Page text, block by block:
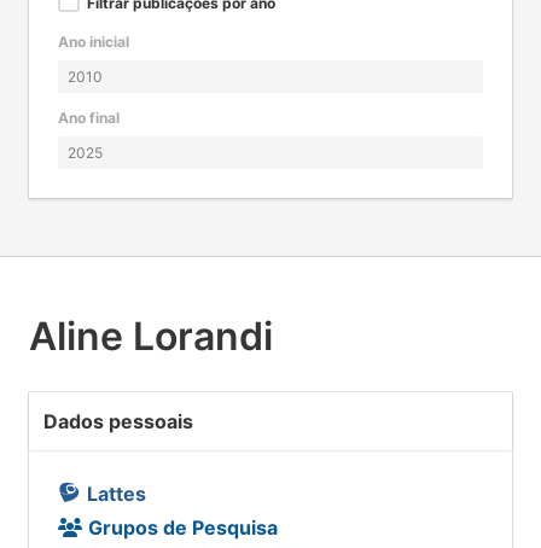
Filtrar publicações por ano
Ano inicial
Ano final
Aline Lorandi
Dados pessoais
Lattes
Grupos de Pesquisa